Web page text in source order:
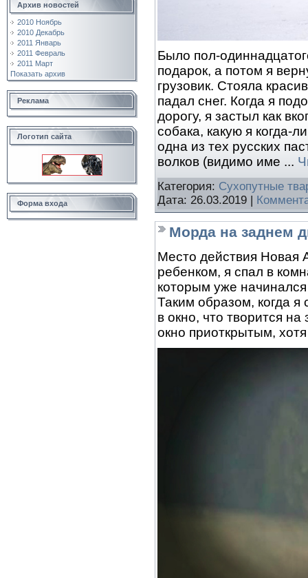
Архив новостей
2010 Ноябрь
2010 Декабрь
2011 Январь
2011 Февраль
2011 Март
Показать архив
Реклама
Логотип сайта
Форма входа
Было пол-
подарок, а потом я
грузовик. Стояла
падал снег. Когда я
дорогу, я застыл как
собака, какую я когда-
одна из тех русских
волков (видимо име ...
Категория: Сухопутные
Дата: 26.03.2019
Морда на заднем
Место действия Новая
ребенком, я спал в
которым уже
Таким образом, когда я
в окно, что творится
окно приоткрытым,